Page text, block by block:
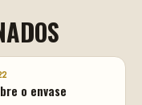
o envase